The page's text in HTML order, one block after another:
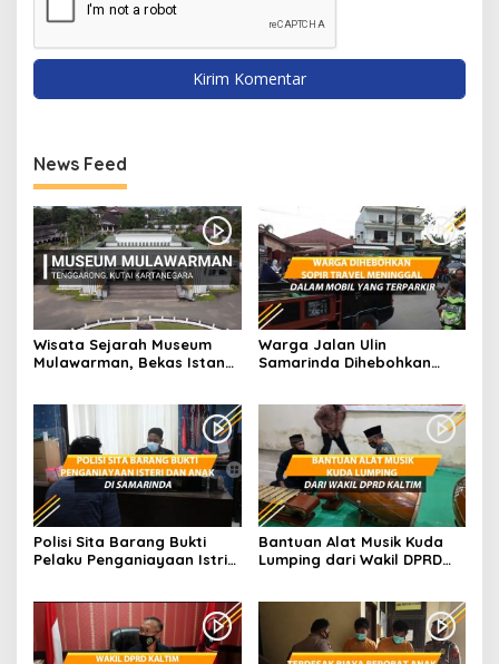
News Feed
Wisata Sejarah Museum
Mulawarman, Bekas Istana
Warga Jalan Ulin
Samarinda Dihebohkan
Terparkir
Polisi Sita Barang Bukti
Pelaku Penganiayaan Istri
Bantuan Alat Musik Kuda
Lumping dari Wakil DPRD